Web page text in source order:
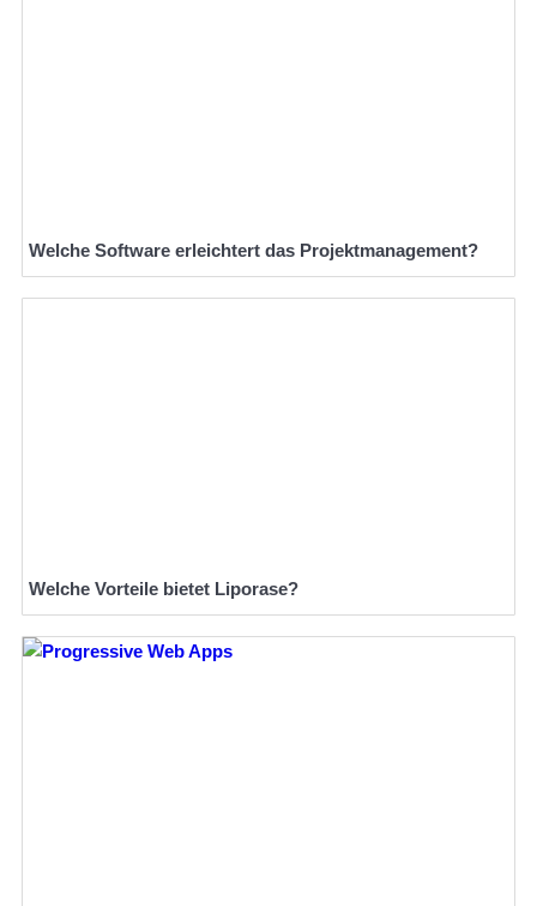
Welche Software erleichtert das Projektmanagement?
Welche Vorteile bietet Liporase?